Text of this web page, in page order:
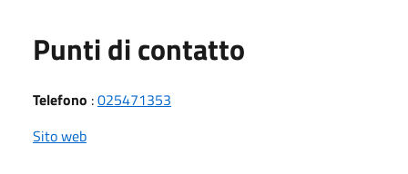
Punti di contatto
Telefono :025471353
Sito web